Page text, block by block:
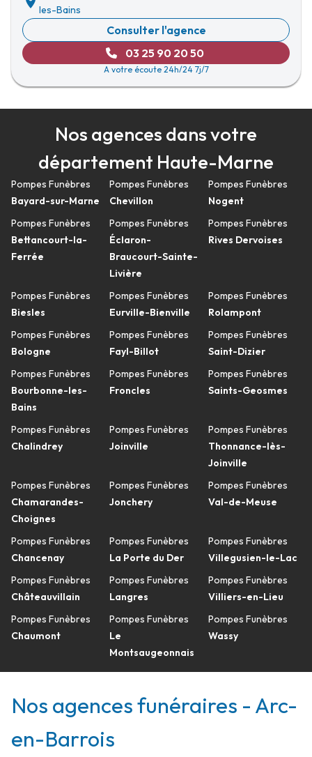
les-Bains
Consulter l'agence
03 25 90 20 50
A votre écoute 24h/24 7j/7
Nos agences dans votre
département Haute-Marne
Pompes Funèbres
Bayard-sur-Marne
Pompes Funèbres
Bettancourt-la-
Ferrée
Pompes Funèbres
Biesles
Pompes Funèbres
Bologne
Pompes Funèbres
Bourbonne-les-
Bains
Pompes Funèbres
Chalindrey
Pompes Funèbres
Chamarandes-
Choignes
Pompes Funèbres
Chancenay
Pompes Funèbres
Châteauvillain
Pompes Funèbres
Chaumont
Pompes Funèbres
Chevillon
Pompes Funèbres
Éclaron-
Braucourt-Sainte-
Livière
Pompes Funèbres
Eurville-Bienville
Pompes Funèbres
Fayl-Billot
Pompes Funèbres
Froncles
Pompes Funèbres
Joinville
Pompes Funèbres
Jonchery
Pompes Funèbres
La Porte du Der
Pompes Funèbres
Langres
Pompes Funèbres
Le
Montsaugeonnais
Pompes Funèbres
Nogent
Pompes Funèbres
Rives Dervoises
Pompes Funèbres
Rolampont
Pompes Funèbres
Saint-Dizier
Pompes Funèbres
Saints-Geosmes
Pompes Funèbres
Thonnance-lès-
Joinville
Pompes Funèbres
Val-de-Meuse
Pompes Funèbres
Villegusien-le-Lac
Pompes Funèbres
Villiers-en-Lieu
Pompes Funèbres
Wassy
Nos agences funéraires - Arc-
en-Barrois